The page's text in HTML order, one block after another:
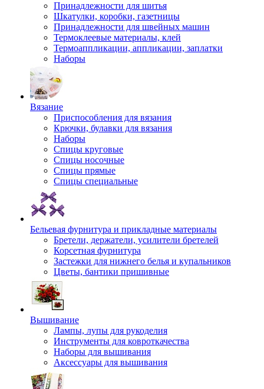
Принадлежности для шитья
Шкатулки, коробки, газетницы
Принадлежности для швейных машин
Термоклеевые материалы, клей
Термоаппликации, аппликации, заплатки
Наборы
Вязание
Приспособления для вязания
Крючки, булавки для вязания
Наборы
Спицы круговые
Спицы носочные
Спицы прямые
Спицы специальные
Бельевая фурнитура и прикладные материалы
Бретели, держатели, усилители бретелей
Корсетная фурнитура
Застежки для нижнего белья и купальников
Цветы, бантики пришивные
Вышивание
Лампы, лупы для рукоделия
Инструменты для ковроткачества
Наборы для вышивания
Аксессуары для вышивания